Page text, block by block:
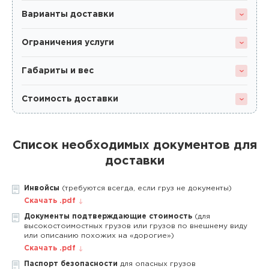
Варианты доставки
Ограничения услуги
Габариты и вес
Стоимость доставки
Список необходимых документов для
доставки
Инвойсы (требуются всегда, если груз не документы)
Скачать .pdf
Документы подтверждающие стоимость (для
высокостоимостных грузов или грузов по внешнему виду
или описанию похожих на «дорогие»)
Скачать .pdf
Паспорт безопасности для опасных грузов